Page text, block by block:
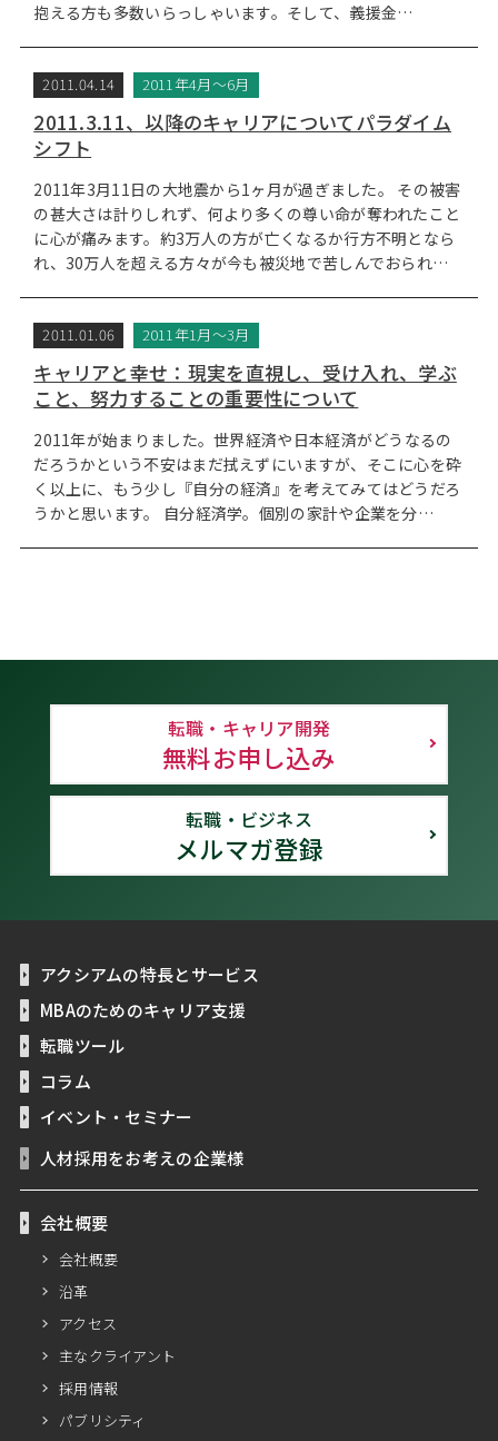
抱える方も多数いらっしゃいます。そして、義援金…
2011.04.14 2011年4月～6月
2011.3.11、以降のキャリアについてパラダイム
シフト
2011年3月11日の大地震から1ヶ月が過ぎました。 その被害
の甚大さは計りしれず、何より多くの尊い命が奪われたこと
に心が痛みます。約3万人の方が亡くなるか行方不明となら
れ、30万人を超える方々が今も被災地で苦しんでおられ…
2011.01.06 2011年1月～3月
キャリアと幸せ：現実を直視し、受け入れ、学ぶ
こと、努力することの重要性について
2011年が始まりました。世界経済や日本経済がどうなるの
だろうかという不安はまだ拭えずにいますが、そこに心を砕
く以上に、もう少し『自分の経済』を考えてみてはどうだろ
うかと思います。 自分経済学。個別の家計や企業を分…
転職・キャリア開発
無料お申し込み
転職・ビジネス
メルマガ登録
アクシアムの特長とサービス
MBAのためのキャリア支援
転職ツール
コラム
イベント・セミナー
人材採用をお考えの企業様
会社概要
会社概要
沿革
アクセス
主なクライアント
採用情報
パブリシティ